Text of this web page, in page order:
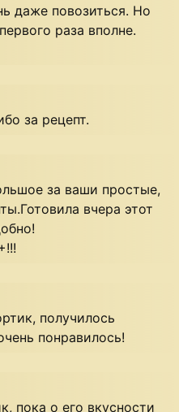
даже повозиться. Но
раза вполне.
за рецепт.
за ваши простые,
вчера этот
получилось
понравилось!
пока о его вкусности